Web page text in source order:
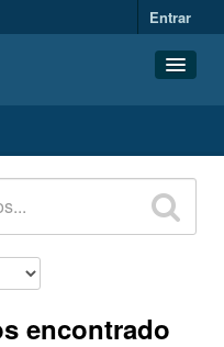
Entrar
encontrado